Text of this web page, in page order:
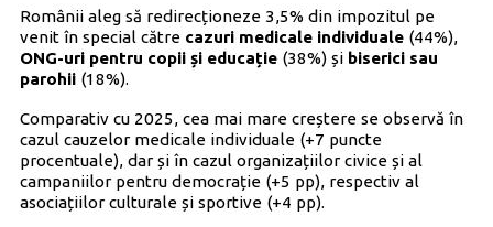
Românii aleg să redirecționeze 3,5% din impozitul pe
venit în special către cazuri medicale individuale(44%),
ONG-uri pentru copii și educație(38%) și biserici sau
parohii(18%).
Comparativ cu 2025, cea mai mare creștere se observă în
cazul cauzelor medicale individuale (+7 puncte
procentuale), dar și în cazul organizațiilor civice și al
campaniilor pentru democrație (+5 pp), respectiv al
asociațiilor culturale și sportive (+4 pp).